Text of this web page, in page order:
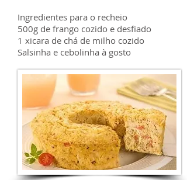
Ingredientes para o recheio
500g de frango cozido e desfiado
1 xicara de chá de milho cozido
Salsinha e cebolinha à gosto